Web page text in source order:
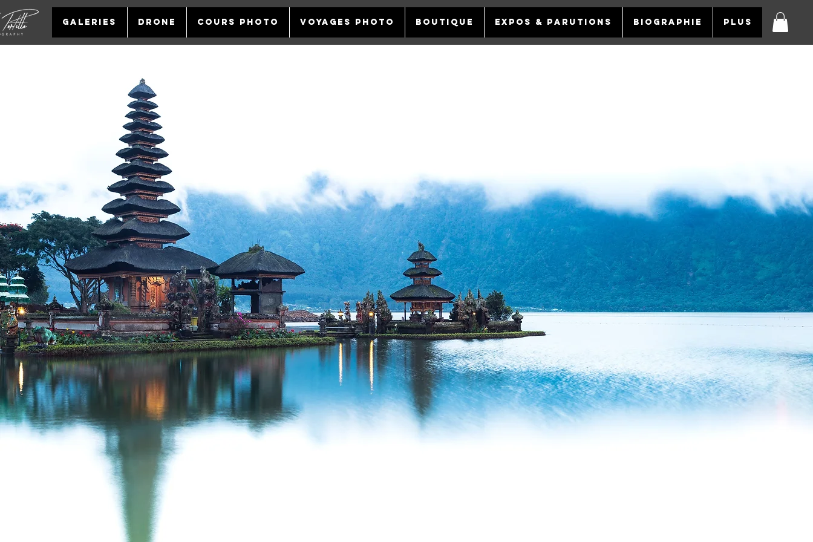
GALERIES DRONE COURS PHOTO VOYAGES PHOTO BOUTIQUE EXPOS & PARUTIONS BIOGRAPHIE Plus